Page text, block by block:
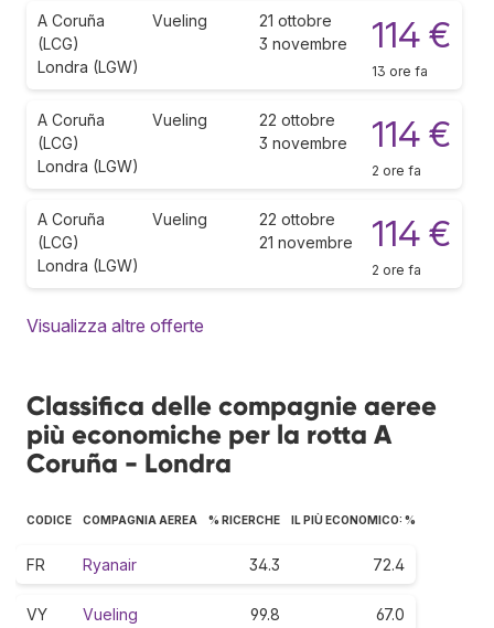
A Coruña
(LCG)
Londra (LGW)
Vueling
21 ottobre
3 novembre
114 €
13 ore fa
A Coruña
(LCG)
Londra (LGW)
Vueling
22 ottobre
3 novembre
114 €
2 ore fa
A Coruña
(LCG)
Londra (LGW)
Vueling
22 ottobre
21 novembre
114 €
2 ore fa
Visualizza altre offerte
Classifica delle compagnie aeree
più economiche per la rotta A
Coruña - Londra
CODICE COMPAGNIA AEREA % RICERCHE IL PIÙ ECONOMICO: %
FR Ryanair 34.3 72.4
VY Vueling 99.8 67.0